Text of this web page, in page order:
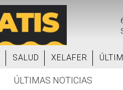
SALUD XELAFER
ÚLTIMAS NOTICIAS